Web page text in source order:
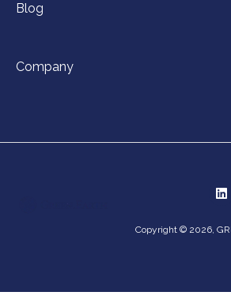
Blog
Company
Copyright © 2026,